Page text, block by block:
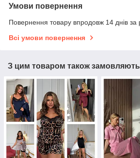
Умови повернення
Повернення товару впродовж 14 днів за
Всі умови повернення
З цим товаром також замовляють